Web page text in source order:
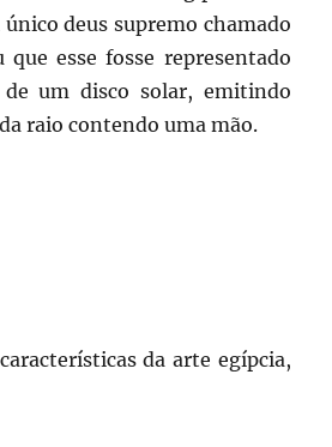
deus supremo chamado
esse fosse representado
um disco solar, emitindo
raio contendo uma mão.
da arte egípcia,